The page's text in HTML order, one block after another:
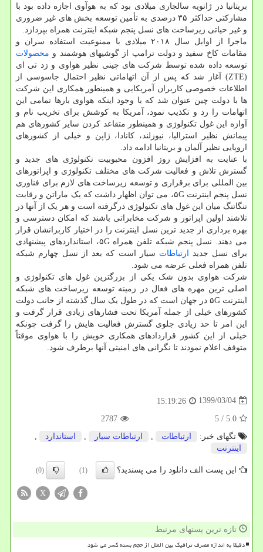
بریتانیا در ژانویه سالجاری میلادی بود که به هوآوی اجازه داده بود با
مشارکتی حداکثر ۳۵ درصدی به تأمین توسعه بخش های غیر ضروری
و غیر حیاتی زیرساخت های نسل پنجم شبکه اینترنت همراه بپردازد.
ماجرا از اوایل سال ۲۰۱۸ میلادی با ممنوعیت استفاده سران و
مقامات کاخ سفید و دولت ترامپ از گوشیهای هوشمند و محصولات
توسعه داده شده توسط شرکت های چینی نظیر هواوی و زد تی ای
(ZTE) آغاز شد که پس از آن اتهاماتی نظیر احتمال جاسوسی از
اطلاعات خصوصی کاربران آمریکایی و همینطور همکاری این شرکت
ها با دولت چین عنوان شد که با وجود اینکه هواوی بارها تمامی این
اتهامات را رد و تکذیب نمود، آمریکا به کوشش برای تخریب نام و
آوازه این غول تکنولوژی و همینطور متقاعد کردن سایر کشورهای هم
پیمانش نظیر استرالیا، نیوزلند، کانادا، ژاپن و خیلی از کشورهای
اروپایی نظیر آلمان و بریتانیا ادامه داد.
با عنایت به افزایش روز افزون محبوبیت تکنولوژی های جدید و
گسترش تلاش و فعالیت شرکت های مختلف تکنولوژی و اپراتورهای
بین المللی برای برقراری و توسعه زیرساخت های لازم برای فناوری
نسل پنجم اینترنت ۵G، می توان اظهار داشت که یک ماراتن و رقابت
تنگاتنگ میان این غول های تکنولوژی درگرفته است و هر یک از آنها در
تلاشند اولین اپراتور و شرکت مخابراتی باشند که امکان دسترسی و
بهره برداری از جدید ترین نسل اینترنت را در اختیار کاربرانشان قرار
می دهند. نسل پنجم شبکه تلفن همراه ۵G، استانداردهای پیشنهادی
برای نسل جدید
ارتباطات سیار است که بعد از نسل چهارم شبکه
تلفن همراه فعلی عرضه می شود.
شرکت هواوی بدون شک یکی از بزرگترین غول های تکنولوژی و
اصلی ترین مهره های فعال در زمینه توسعه زیرساخت های شبکه
اینترنت ۵G در جهان است که در طول یک سال گذشته از جانب دولت
کشورهای خیلی از جمله آمریکا تحت فشارهای زیادی قرار گرفت و
این امر تا حد زیادی جلوی گسترش فعالیت هایش را گرفت چونکه
خیلی از این کشور قراردادهای همکاری خویش را با هواوی موقتاً
متوقف اعلام نمودند تا نگرانی های امنیتی آنها برطرف شود.
1399/03/04
15:19:26
5.0
/ 5
2787
تگهای خبر:
ارتباطات , ارتباطات سیار , استاندارد
,
اینترنت
این پست الف دانلود را می پسندید؟ (1)
(0)
X
تازه ترین پستهای مرتبط
دقیقا به اندازه مصرف ترافیک بین الملل از حجم بسته کسر می شود